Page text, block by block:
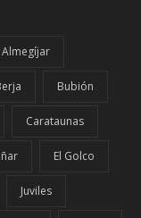
Almegíjar
Bubión
Carataunas
El Golco
Juviles